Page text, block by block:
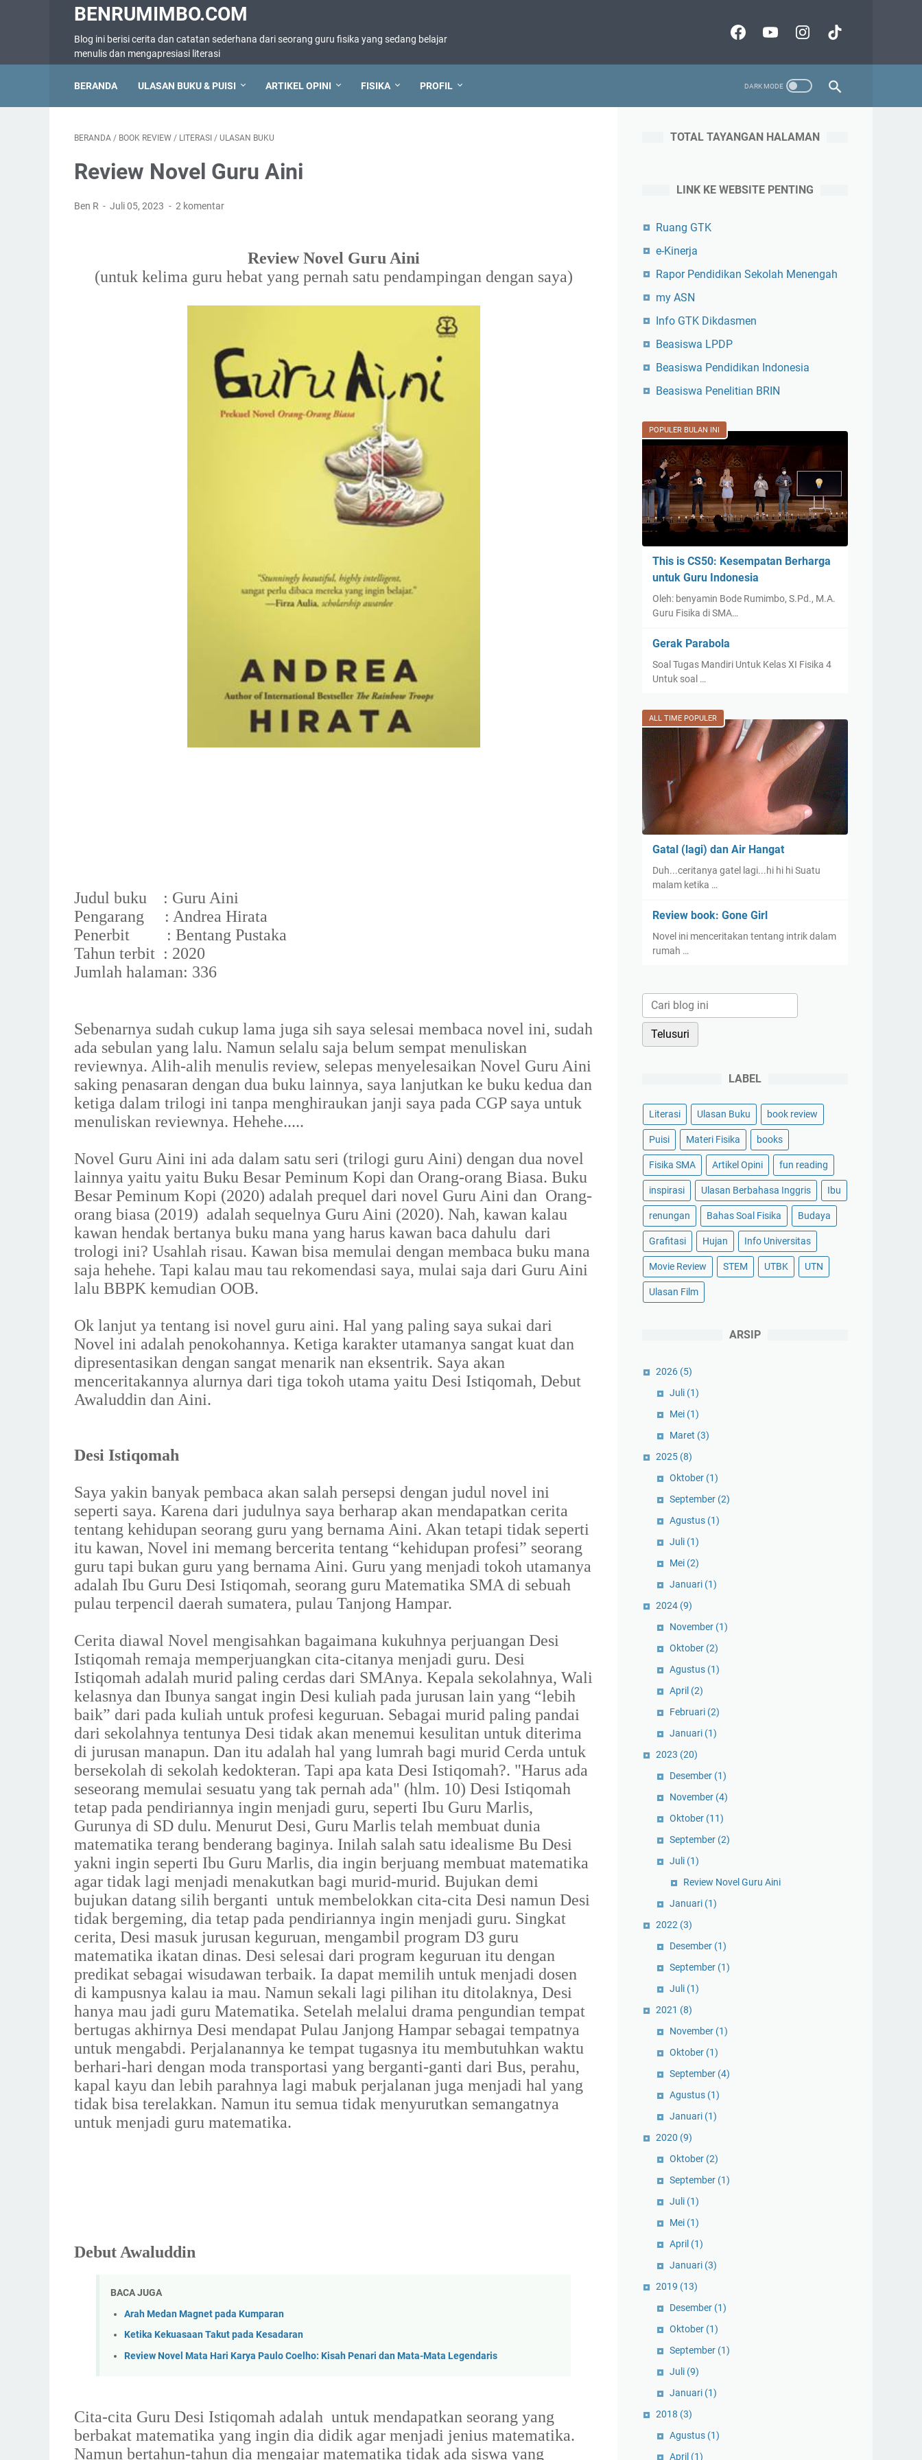
BENRUMIMBO.COM
Blog ini berisi cerita dan catatan sederhana dari seorang guru fisika yang sedang belajar
menulis dan mengapresiasi literasi
BERANDA ULASAN BUKU & PUISI ARTIKEL OPINI FISIKA PROFIL
BERANDA / BOOK REVIEW / LITERASI / ULASAN BUKU
Review Novel Guru Aini
Ben R Juli 05, 2023 2 komentar
Review Novel Guru Aini
(untuk kelima guru hebat yang pernah satu pendampingan dengan saya)
Judul buku : Guru Aini
Pengarang : Andrea Hirata
Penerbit : Bentang Pustaka
Tahun terbit : 2020
Jumlah halaman: 336
Sebenarnya sudah cukup lama juga sih saya selesai membaca novel ini, sudah
ada sebulan yang lalu. Namun selalu saja belum sempat menuliskan
reviewnya. Alih-alih menulis review, selepas menyelesaikan Novel Guru Aini
saking penasaran dengan dua buku lainnya, saya lanjutkan ke buku kedua dan
ketiga dalam trilogi ini tanpa menghiraukan janji saya pada CGP saya untuk
menuliskan reviewnya. Hehehe.....
Novel Guru Aini ini ada dalam satu seri (trilogi guru Aini) dengan dua novel
lainnya yaitu yaitu Buku Besar Peminum Kopi dan Orang-orang Biasa. Buku
Besar Peminum Kopi (2020) adalah prequel dari novel Guru Aini dan Orang-
orang biasa (2019) adalah sequelnya Guru Aini (2020). Nah, kawan kalau
kawan hendak bertanya buku mana yang harus kawan baca dahulu dari
trologi ini? Usahlah risau. Kawan bisa memulai dengan membaca buku mana
saja hehehe. Tapi kalau mau tau rekomendasi saya, mulai saja dari Guru Aini
lalu BBPK kemudian OOB.
Ok lanjut ya tentang isi novel guru aini. Hal yang paling saya sukai dari
Novel ini adalah penokohannya. Ketiga karakter utamanya sangat kuat dan
dipresentasikan dengan sangat menarik nan eksentrik. Saya akan
menceritakannya alurnya dari tiga tokoh utama yaitu Desi Istiqomah, Debut
Awaluddin dan Aini.
Desi Istiqomah
Saya yakin banyak pembaca akan salah persepsi dengan judul novel ini
seperti saya. Karena dari judulnya saya berharap akan mendapatkan cerita
tentang kehidupan seorang guru yang bernama Aini. Akan tetapi tidak seperti
itu kawan, Novel ini memang bercerita tentang “kehidupan profesi” seorang
guru tapi bukan guru yang bernama Aini. Guru yang menjadi tokoh utamanya
adalah Ibu Guru Desi Istiqomah, seorang guru Matematika SMA di sebuah
pulau terpencil daerah sumatera, pulau Tanjong Hampar.
Cerita diawal Novel mengisahkan bagaimana kukuhnya perjuangan Desi
Istiqomah remaja memperjuangkan cita-citanya menjadi guru. Desi
Istiqomah adalah murid paling cerdas dari SMAnya. Kepala sekolahnya, Wali
kelasnya dan Ibunya sangat ingin Desi kuliah pada jurusan lain yang “lebih
baik” dari pada kuliah untuk profesi keguruan. Sebagai murid paling pandai
dari sekolahnya tentunya Desi tidak akan menemui kesulitan untuk diterima
di jurusan manapun. Dan itu adalah hal yang lumrah bagi murid Cerda untuk
bersekolah di sekolah kedokteran. Tapi apa kata Desi Istiqomah?. "Harus ada
seseorang memulai sesuatu yang tak pernah ada" (hlm. 10) Desi Istiqomah
tetap pada pendiriannya ingin menjadi guru, seperti Ibu Guru Marlis,
Gurunya di SD dulu. Menurut Desi, Guru Marlis telah membuat dunia
matematika terang benderang baginya. Inilah salah satu idealisme Bu Desi
yakni ingin seperti Ibu Guru Marlis, dia ingin berjuang membuat matematika
agar tidak lagi menjadi menakutkan bagi murid-murid. Bujukan demi
bujukan datang silih berganti untuk membelokkan cita-cita Desi namun Desi
tidak bergeming, dia tetap pada pendiriannya ingin menjadi guru. Singkat
cerita, Desi masuk jurusan keguruan, mengambil program D3 guru
matematika ikatan dinas. Desi selesai dari program keguruan itu dengan
predikat sebagai wisudawan terbaik. Ia dapat memilih untuk menjadi dosen
di kampusnya kalau ia mau. Namun sekali lagi pilihan itu ditolaknya, Desi
hanya mau jadi guru Matematika. Setelah melalui drama pengundian tempat
bertugas akhirnya Desi mendapat Pulau Janjong Hampar sebagai tempatnya
untuk mengabdi. Perjalanannya ke tempat tugasnya itu membutuhkan waktu
berhari-hari dengan moda transportasi yang berganti-ganti dari Bus, perahu,
kapal kayu dan lebih parahnya lagi mabuk perjalanan juga menjadi hal yang
tidak bisa terelakkan. Namun itu semua tidak menyurutkan semangatnya
untuk menjadi guru matematika.
Debut Awaluddin
BACA JUGA
Arah Medan Magnet pada Kumparan
Ketika Kekuasaan Takut pada Kesadaran
Review Novel Mata Hari Karya Paulo Coelho: Kisah Penari dan Mata-Mata Legendaris
Cita-cita Guru Desi Istiqomah adalah untuk mendapatkan seorang yang
berbakat matematika yang ingin dia didik agar menjadi jenius matematika.
Namun bertahun-tahun dia mengajar matematika tidak ada siswa yang
TOTAL TAYANGAN HALAMAN
LINK KE WEBSITE PENTING
Ruang GTK
e-Kinerja
Rapor Pendidikan Sekolah Menengah
my ASN
Info GTK Dikdasmen
Beasiswa LPDP
Beasiswa Pendidikan Indonesia
Beasiswa Penelitian BRIN
POPULER BULAN INI
This is CS50: Kesempatan Berharga
untuk Guru Indonesia
Oleh: benyamin Bode Rumimbo, S.Pd., M.A.
Guru Fisika di SMA…
Gerak Parabola
Soal Tugas Mandiri Untuk Kelas XI Fisika 4
Untuk soal …
ALL TIME POPULER
Gatal (lagi) dan Air Hangat
Duh...ceritanya gatel lagi...hi hi hi Suatu
malam ketika …
Review book: Gone Girl
Novel ini menceritakan tentang intrik dalam
rumah …
LABEL
Literasi Ulasan Buku book review
Puisi Materi Fisika books
Fisika SMA Artikel Opini fun reading
inspirasi Ulasan Berbahasa Inggris Ibu
renungan Bahas Soal Fisika Budaya
Grafitasi Hujan Info Universitas
Movie Review STEM UTBK UTN
Ulasan Film
ARSIP
2026 (5)
Juli (1)
Mei (1)
Maret (3)
2025 (8)
Oktober (1)
September (2)
Agustus (1)
Juli (1)
Mei (2)
Januari (1)
2024 (9)
November (1)
Oktober (2)
Agustus (1)
April (2)
Februari (2)
Januari (1)
2023 (20)
Desember (1)
November (4)
Oktober (11)
September (2)
Juli (1)
Review Novel Guru Aini
Januari (1)
2022 (3)
Desember (1)
September (1)
Juli (1)
2021 (8)
November (1)
Oktober (1)
September (4)
Agustus (1)
Januari (1)
2020 (9)
Oktober (2)
September (1)
Juli (1)
Mei (1)
April (1)
Januari (3)
2019 (13)
Desember (1)
Oktober (1)
September (1)
Juli (9)
Januari (1)
2018 (3)
Agustus (1)
April (1)